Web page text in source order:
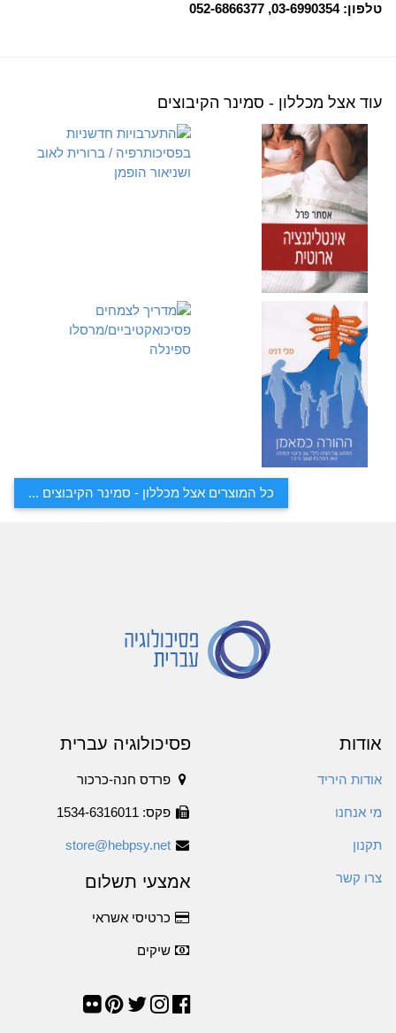
טלפון: 03-6990354, 052-6866377
עוד אצל מכללון - סמינר הקיבוצים
כל המוצרים אצל מכללון - סמינר הקיבוצים ...
אודות
אודות היריד
מי אנחנו
תקנון
צרו קשר
פסיכולוגיה עברית
פרדס חנה-כרכור
פקס: 1534-6316011
store@hebpsy.net
אמצעי תשלום
כרטיסי אשראי
שיקים